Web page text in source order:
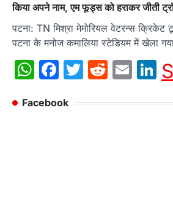
किया अपने नाम, एम फूड्स को हराकर जीती
पटना: TN मिश्रा मेमोरियल वेटरन्स क्रिकेट
पटना के मनोज कमालिया स्टेडियम में खेला
WhatsApp
Facebook
Twitter
Reddit
Facebook